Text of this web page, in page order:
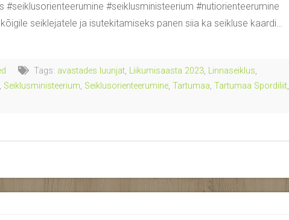
#seiklusorienteerumine #seiklusministeerium #nutiorienteerumine
seiklejatele ja isutekitamiseks panen siia ka seikluse kaardi…
Tags: avastades luunjat, Liikumisaasta 2023, Linnaseiklus,
, Seiklusministeerium, Seiklusorienteerumine, Tartumaa, Tartumaa Spordiliit,